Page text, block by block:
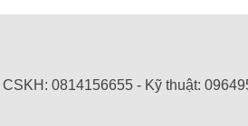
0814156655 - Kỹ thuật: